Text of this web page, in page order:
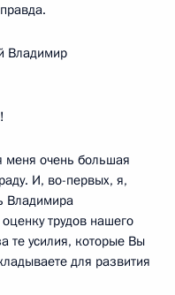
Владимир
меня очень большая
И, во-первых, я,
Владимира
трудов нашего
те усилия, которые Вы
для развития